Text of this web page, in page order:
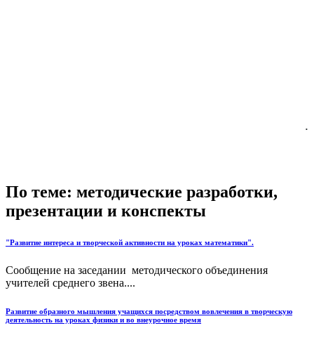
.
По теме: методические разработки,
презентации и конспекты
"Развитие интереса и творческой активности на уроках математики".
Сообщение на заседании методического объединения
учителей среднего звена....
Развитие образного мышления учащихся посредством вовлечения в творческую
деятельность на уроках физики и во внеурочное время